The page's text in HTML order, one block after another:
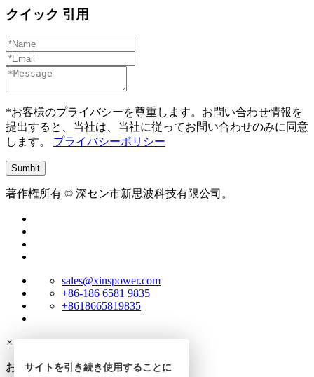
クイック 引用
*お客様のプライバシーを尊重します。お問い合わせ情報を
提出すると、当社は、当社に従ってお問い合わせのみに同意
します。 プライバシーポリシー
著作権所有 © 深セン市新思波科技有限公司。
sales@xinspower.com
+86-186 6581 9835
+8618665819835
×
お問い合わせ
サイトを引き続き使用することに